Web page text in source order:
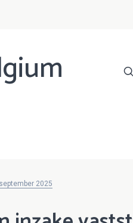
2025